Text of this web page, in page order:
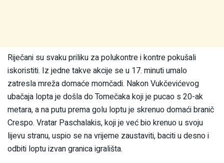
Riječani su svaku priliku za polukontre i kontre pokušali
iskoristiti. Iz jedne takve akcije se u 17. minuti umalo
zatresla mreža domaće momčadi. Nakon Vukčevićevog
ubačaja lopta je došla do Tomečaka koji je pucao s 20-ak
metara, a na putu prema golu loptu je skrenuo domaći branič
Crespo. Vratar Paschalakis, koji je već bio krenuo u svoju
lijevu stranu, uspio se na vrijeme zaustaviti, baciti u desno i
odbiti loptu izvan granica igrališta.